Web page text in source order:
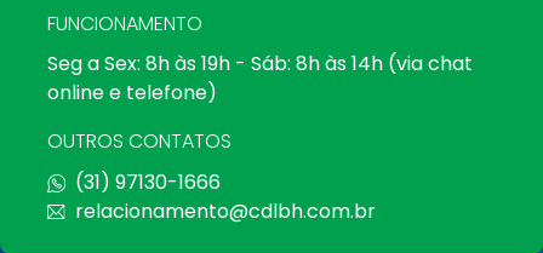
FUNCIONAMENTO
Seg a Sex: 8h às 19h - Sáb: 8h às 14h (via chat
online e telefone)
OUTROS CONTATOS
(31) 97130-1666
relacionamento@cdlbh.com.br